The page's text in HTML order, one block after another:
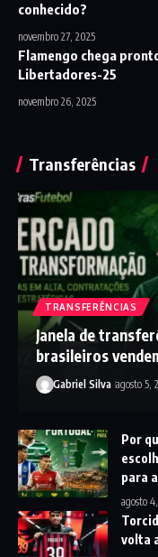
conhecido?
novembro 27, 2025
Flamengo chega
Libertadores-25
novembro 26, 2025
Transferências
TRANSFERÊNCIAS
Janela de
brasileiros
Gabriel Silva agosto 5,
Por
para
agosto
volta